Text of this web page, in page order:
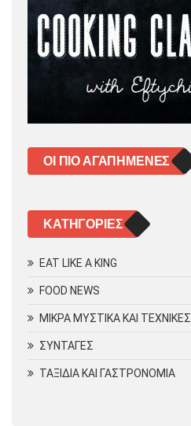
ΟΙ ΠΙΟ ΑΓΑΠΗΜΈΝΕΣ
KΑΤΗΓΟΡΊΕΣ
EAT LIKE A KING
FOOD NEWS
ΜΙΚΡΑ ΜΥΣΤΙΚΑ ΚΑΙ ΤΕΧΝΙΚΕΣ
ΣΥΝΤΑΓΕΣ
ΤΑΞΙΔΙΑ ΚΑΙ ΓΑΣΤΡΟΝΟΜΙΑ